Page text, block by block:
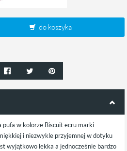
do koszyka
pufa w kolorze Biscuit ecru marki
i niezwykle przyjemnej w dotyku
wyjątkowo lekka a jednocześnie bardzo